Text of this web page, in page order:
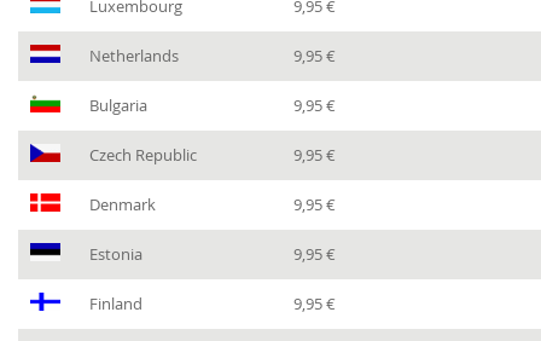
Luxembourg 9,95 €
Netherlands 9,95 €
Bulgaria 9,95 €
Czech Republic 9,95 €
Denmark 9,95 €
Estonia 9,95 €
Finland 9,95 €